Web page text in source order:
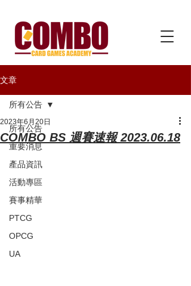
文章
所有公告
重要消息
產品資訊
活動專區
賽事精華
PTCG
OPCG
UA
所有公告
COMBO BS 週賽速報 2023.06.18
2023年6月20日